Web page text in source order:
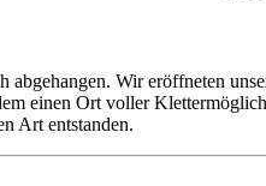
abgehangen. Wir eröffneten
einen Ort voller
Art entstanden.